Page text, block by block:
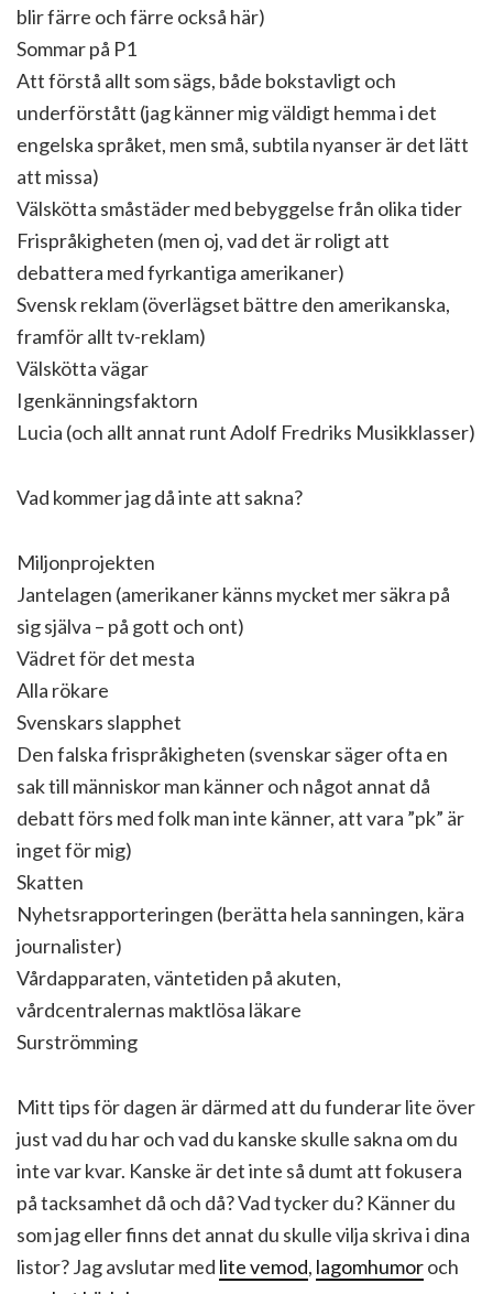
blir färre och färre också här)
Sommar på P1
Att förstå allt som sägs, både bokstavligt och
underförstått (jag känner mig väldigt hemma i det
engelska språket, men små, subtila nyanser är det lätt
att missa)
Välskötta småstäder med bebyggelse från olika tider
Frispråkigheten (men oj, vad det är roligt att
debattera med fyrkantiga amerikaner)
Svensk reklam (överlägset bättre den amerikanska,
framför allt tv-reklam)
Välskötta vägar
Igenkänningsfaktorn
Lucia (och allt annat runt Adolf Fredriks Musikklasser)
Vad kommer jag då inte att sakna?
Miljonprojekten
Jantelagen (amerikaner känns mycket mer säkra på
sig själva – på gott och ont)
Vädret för det mesta
Alla rökare
Svenskars slapphet
Den falska frispråkigheten (svenskar säger ofta en
sak till människor man känner och något annat då
debatt förs med folk man inte känner, att vara ”pk” är
inget för mig)
Skatten
Nyhetsrapporteringen (berätta hela sanningen, kära
journalister)
Vårdapparaten, väntetiden på akuten,
vårdcentralernas maktlösa läkare
Surströmming
Mitt tips för dagen är därmed att du funderar lite över
just vad du har och vad du kanske skulle sakna om du
inte var kvar. Kanske är det inte så dumt att fokusera
på tacksamhet då och då? Vad tycker du? Känner du
som jag eller finns det annat du skulle vilja skriva i dina
listor? Jag avslutar med lite vemod, lagomhumoroch